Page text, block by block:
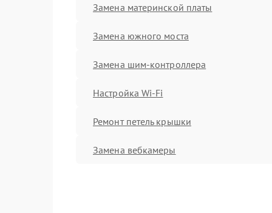
Замена материнской платы
Замена южного моста
Замена шим-контроллера
Настройка Wi-Fi
Ремонт петель крышки
Замена вебкамеры